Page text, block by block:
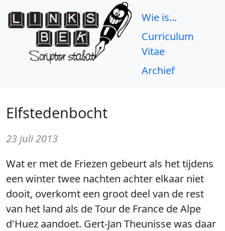
Wie is...
Curriculum
Vitae
Archief
Elfstedenbocht
23 juli 2013
Wat er met de Friezen gebeurt als het tijdens
een winter twee nachten achter elkaar niet
dooit, overkomt een groot deel van de rest
van het land als de Tour de France de Alpe
d'Huez aandoet. Gert-Jan Theunisse was daar